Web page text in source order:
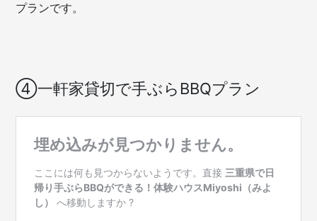
プランです。
④一軒家貸切で手ぶらBBQプラン